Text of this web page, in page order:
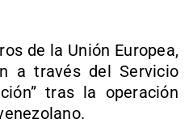
de la Unión Europea,
a través del Servicio
tras la operación